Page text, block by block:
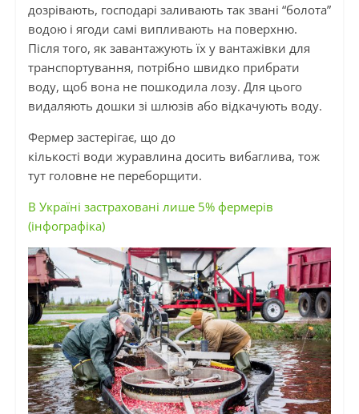
дозрівають, господарі заливають так звані “болота”
водою і ягоди самі випливають на поверхню.
Після того, як завантажують їх у вантажівки для
транспортування, потрібно швидко прибрати
воду, щоб вона не пошкодила лозу. Для цього
видаляють дошки зі шлюзів або відкачують воду.
Фермер застерігає, що до
кількості води журавлина досить вибаглива, тож
тут головне не переборщити.
В Україні застраховані лише 5% фермерів
(інфографіка)